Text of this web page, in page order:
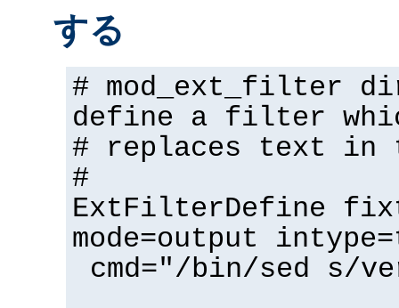
する
# mod_ext_filter
define a filter
# replaces text in
#
ExtFilterDefine
mode=output
cmd="/bin/sed s/